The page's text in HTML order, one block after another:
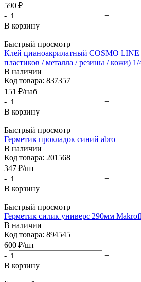
590 ₽
-
+
В корзину
Быстрый просмотр
Клей цианоакрилатный COSMO LINE
пластиков / металла / резины / кожи) 1/
В наличии
Код товара: 837357
151 ₽/наб
-
+
В корзину
Быстрый просмотр
Герметик прокладок синий abro
В наличии
Код товара: 201568
347 ₽/шт
-
+
В корзину
Быстрый просмотр
Герметик силик универс 290мм
В наличии
Код товара: 894545
600 ₽/шт
-
+
В корзину